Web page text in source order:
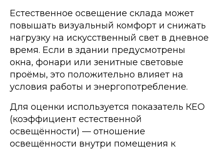
Естественное освещение склада может
повышать визуальный комфорт и снижать
нагрузку на искусственный свет в дневное
время. Если в здании предусмотрены
окна, фонари или зенитные световые
проёмы, это положительно влияет на
условия работы и энергопотребление.
Для оценки используется показатель КЕО
(коэффициент естественной
освещённости) — отношение
освещённости внутри помещения к